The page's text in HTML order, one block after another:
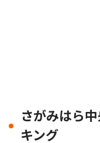
さがみはら
キング